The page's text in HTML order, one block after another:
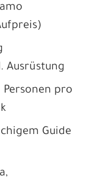
Ausrüstung
Personen pro
Guide